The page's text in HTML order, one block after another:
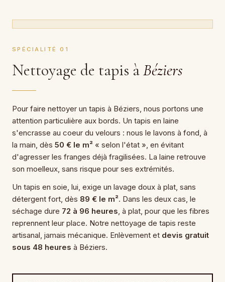
SPÉCIALITÉ 01
Nettoyage de tapis àBéziers
Pour faire nettoyer un tapis à Béziers, nous portons une
attention particulière aux bords. Un tapis en laine
s'encrasse au coeur du velours : nous le lavons à fond, à
la main, dès 50 € le m² « selon l'état », en évitant
d'agresser les franges déjà fragilisées. La laine retrouve
son moelleux, sans risque pour ses extrémités.
Un tapis en soie, lui, exige un lavage doux à plat, sans
détergent fort, dès 89 € le m². Dans les deux cas, le
séchage dure 72 à 96 heures , à plat, pour que les fibres
reprennent leur place. Notre nettoyage de tapis reste
artisanal, jamais mécanique. Enlèvement et devis gratuit
sous 48 heures à Béziers.